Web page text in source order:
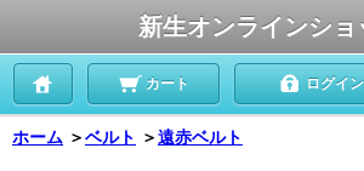
新生オンラインショ
カート ログイン
ホーム ＞ベルト ＞遠赤ベルト